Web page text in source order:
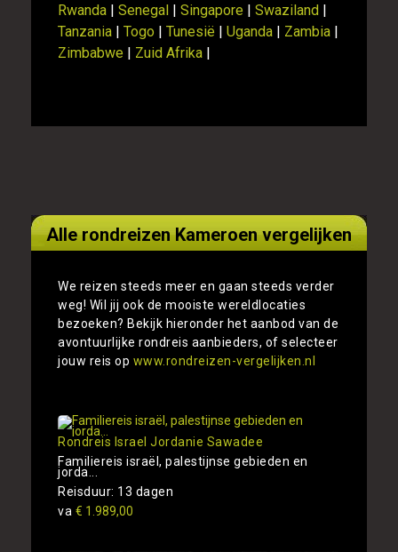
Rwanda | Senegal | Singapore | Swaziland |
Tanzania | Togo | Tunesië | Uganda | Zambia |
Zimbabwe | Zuid Afrika |
Alle rondreizen Kameroen vergelijken
We reizen steeds meer en gaan steeds verder
weg! Wil jij ook de mooiste wereldlocaties
bezoeken? Bekijk hieronder het aanbod van de
avontuurlijke rondreis aanbieders, of selecteer
jouw reis op www.rondreizen-vergelijken.nl
Rondreis Israel Jordanie Sawadee
Familiereis israël, palestijnse gebieden en
jorda...
Reisduur: 13 dagen
va € 1.989,00